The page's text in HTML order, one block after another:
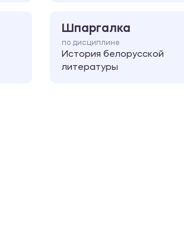
Шпаргалка
по дисциплине
История белорусской
литературы